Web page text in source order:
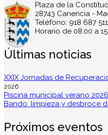
Plaza de la
28743 Canencia -
Teléfono: 918 687 511
Horario de 08:00 a
Últimas noticias
XXIX Jornadas de
2026
Piscina municipal verano 2026
Bando: limpieza y desbroce
Próximos eventos